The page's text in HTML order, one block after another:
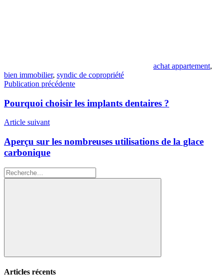
achat appartement,
bien immobilier, syndic de copropriété
Navigation
de
l’article
Publication précédente
Pourquoi choisir les implants dentaires ?
Article suivant
Aperçu sur les nombreuses utilisations de la glace
carbonique
Recherche
pour
Rechercher
Articles récents